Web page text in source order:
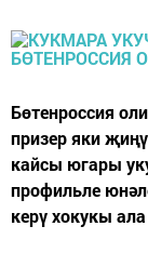
Бөтенроссия
призер яки
кайсы югары
профильле
керү хокукы ала